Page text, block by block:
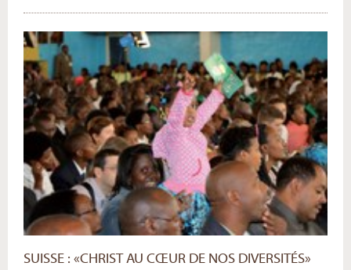
la
«
nuit
des
Églises
»
-
SUISSE : «CHRIST AU CŒUR DE NOS DIVERSITÉS»